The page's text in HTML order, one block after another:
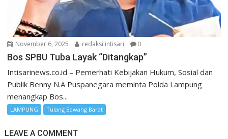
November 6, 2025 redaksi intisari 0
Bos SPBU Tuba Layak “Ditangkap”
Intisarinews.co.id – Pemerhati Kebijakan Hukum, Sosial dan
Publik Benny N.A Puspanegara meminta Polda Lampung
menangkap Bos...
LAMPUNG Tulang Bawang Barat
LEAVE A COMMENT